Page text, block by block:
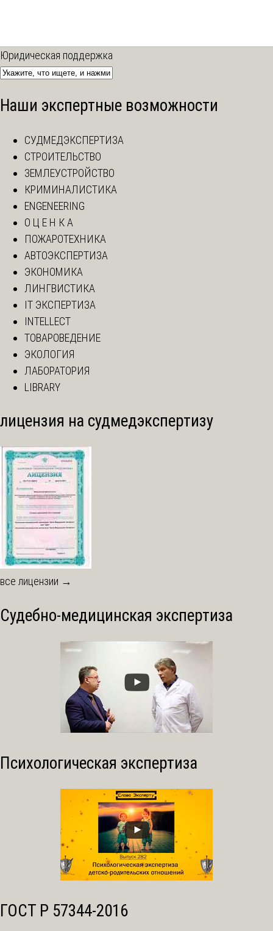
Юридическая поддержка
Наши экспертные возможности
СУДМЕДЭКСПЕРТИЗА
СТРОИТЕЛЬСТВО
ЗЕМЛЕУСТРОЙСТВО
КРИМИНАЛИСТИКА
ENGENEERING
О Ц Е Н К А
ПОЖАРОТЕХНИКА
АВТОЭКСПЕРТИЗА
ЭКОНОМИКА
ЛИНГВИСТИКА
IT ЭКСПЕРТИЗА
INTELLECT
ТОВАРОВЕДЕНИЕ
ЭКОЛОГИЯ
ЛАБОРАТОРИЯ
LIBRARY
лицензия на судмедэкспертизу
все лицензии →
Судебно-медицинская экспертиза
Психологическая экспертиза
ГОСТ Р 57344-2016